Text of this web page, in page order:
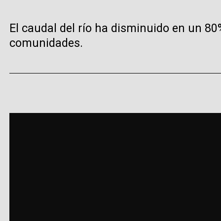
El caudal del río ha disminuido en un
comunidades.